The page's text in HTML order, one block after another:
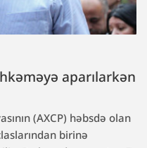
aparılarkən
(AXCP) həbsdə olan
birinə